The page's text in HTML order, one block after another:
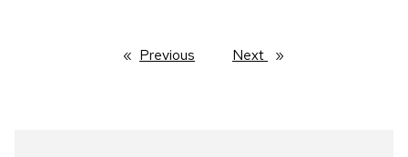
Previous Next page